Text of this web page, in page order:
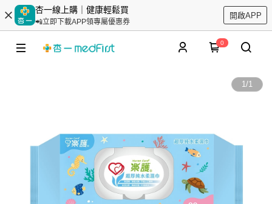
杏一線上購｜健康輕鬆買
📲立即下載APP領專屬優惠券
開啟APP
0
1/1